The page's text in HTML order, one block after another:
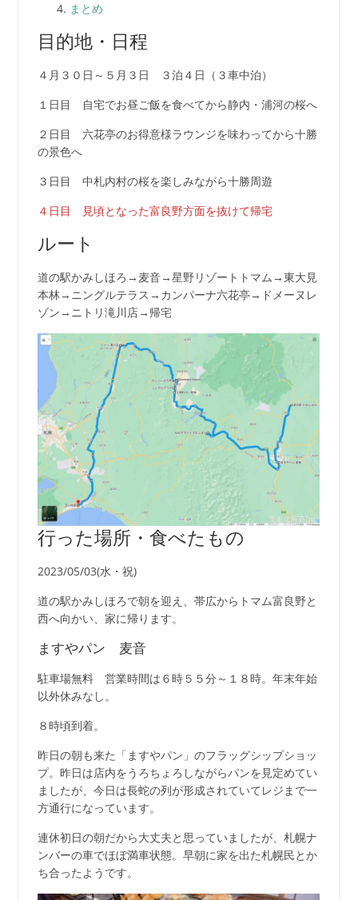
まとめ
目的地・日程
４月３０日～５月３日 ３泊４日（３車中泊）
１日目 自宅でお昼ご飯を食べてから静内・浦河の桜へ
２日目 六花亭のお得意様ラウンジを味わってから十勝
の景色へ
３日目 中札内村の桜を楽しみながら十勝周遊
４日目 見頃となった富良野方面を抜けて帰宅
ルート
道の駅かみしほろ→麦音→星野リゾートトマム→東大見
本林→ニングルテラス→カンパーナ六花亭→ドメーヌレ
ゾン→ニトリ滝川店→帰宅
行った場所・食べたもの
2023/05/03(水・祝)
道の駅かみしほろで朝を迎え、帯広からトマム富良野と
西へ向かい、家に帰ります。
ますやパン 麦音
駐車場無料 営業時間は６時５５分～１８時。年末年始
以外休みなし。
８時頃到着。
昨日の朝も来た「ますやパン」のフラッグシップショッ
プ。昨日は店内をうろちょろしながらパンを見定めてい
ましたが、今日は長蛇の列が形成されていてレジまで一
方通行になっています。
連休初日の朝だから大丈夫と思っていましたが、札幌ナ
ンバーの車でほぼ満車状態。早朝に家を出た札幌民とか
ち合ったようです。